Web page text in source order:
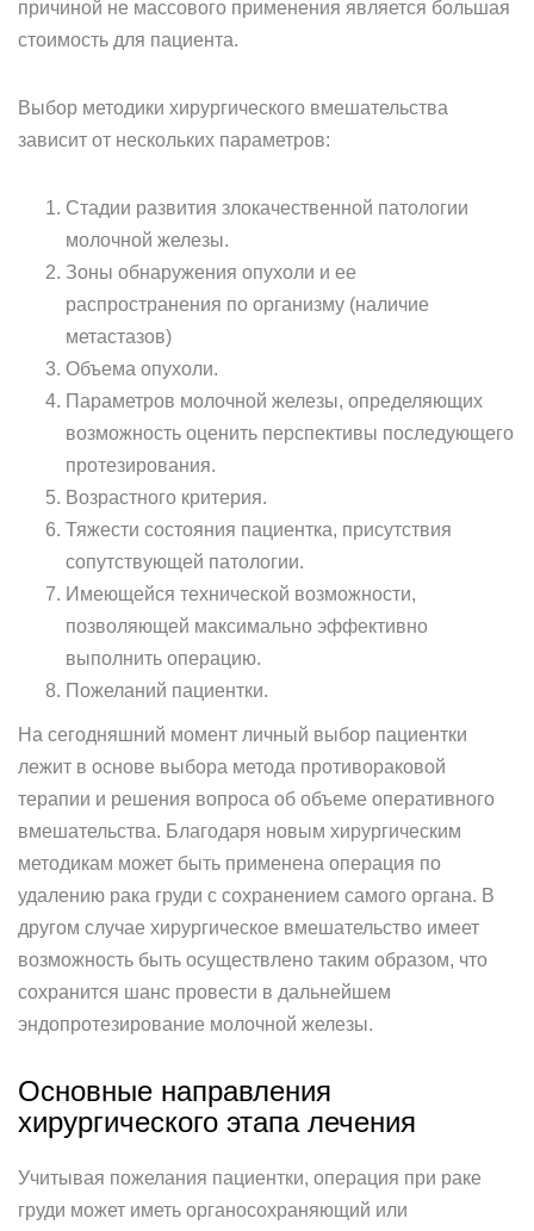
причиной не массового применения является большая
стоимость для пациента.
Выбор методики хирургического вмешательства
зависит от нескольких параметров:
Стадии развития злокачественной патологии
молочной железы.
Зоны обнаружения опухоли и ее
распространения по организму (наличие
метастазов)
Объема опухоли.
Параметров молочной железы, определяющих
возможность оценить перспективы последующего
протезирования.
Возрастного критерия.
Тяжести состояния пациентка, присутствия
сопутствующей патологии.
Имеющейся технической возможности,
позволяющей максимально эффективно
выполнить операцию.
Пожеланий пациентки.
На сегодняшний момент личный выбор пациентки
лежит в основе выбора метода противораковой
терапии и решения вопроса об объеме оперативного
вмешательства. Благодаря новым хирургическим
методикам может быть применена операция по
удалению рака груди с сохранением самого органа. В
другом случае хирургическое вмешательство имеет
возможность быть осуществлено таким образом, что
сохранится шанс провести в дальнейшем
эндопротезирование молочной железы.
Основные направления
хирургического этапа лечения
Учитывая пожелания пациентки, операция при раке
груди может иметь органосохраняющий или